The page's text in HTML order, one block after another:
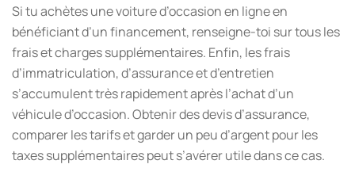
Si tu achètes une voiture d’occasion en ligne en
bénéficiant d’un financement, renseigne-toi sur tous les
frais et charges supplémentaires. Enfin, les frais
d’immatriculation, d’assurance et d’entretien
s’accumulent très rapidement après l’achat d’un
véhicule d’occasion. Obtenir des devis d’assurance,
comparer les tarifs et garder un peu d’argent pour les
taxes supplémentaires peut s’avérer utile dans ce cas.